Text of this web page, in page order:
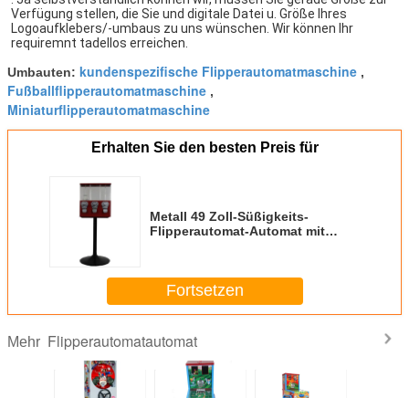
Verfügung stellen, die Sie und digitale Datei u. Größe Ihres
Logoaufklebers/-umbaus zu uns wünschen. Wir können Ihr
requiremnt tadellos erreichen.
Umbauten: kundenspezifische Flipperautomatmaschine ,
Fußballflipperautomatmaschine ,
Miniaturflipperautomatmaschine
Erhalten Sie den besten Preis für
Metall 49 Zoll-Süßigkeits-
Flipperautomat-Automat mit
Fortsetzen
Mehr Flipperautomatautomat